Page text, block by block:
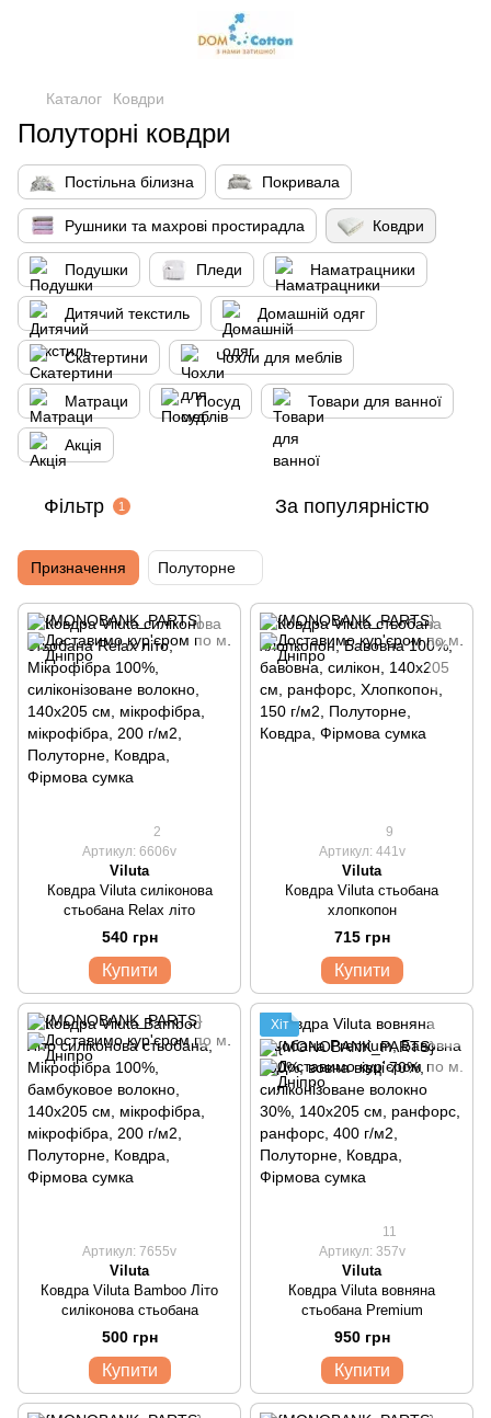
Каталог Ковдри
Полуторні ковдри
Постільна білизна Покривала
Рушники та махрові простирадла Ковдри
Подушки Пледи Наматрацники
Дитячий текстиль Домашній одяг
Скатертини Чохли для меблів
Матраци Посуд Товари для ванної
Акція
Фільтр 1 За популярністю
Призначення Полуторне
2
Артикул: 6606v
Viluta
Ковдра Viluta силіконова
стьобана Relax літо
540 грн
Купити
9
Артикул: 441v
Viluta
Ковдра Viluta стьобана
хлопкопон
715 грн
Купити
Артикул: 7655v
Viluta
Ковдра Viluta Bamboo Літо
силіконова стьобана
500 грн
Купити
Хіт
11
Артикул: 357v
Viluta
Ковдра Viluta вовняна
стьобана Premium
950 грн
Купити